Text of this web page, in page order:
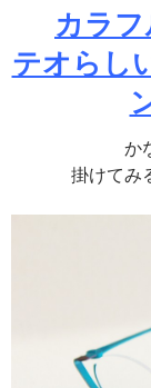
カラ
テオらし
か
掛けてみ